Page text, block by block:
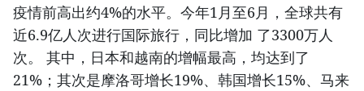
疫情前高出约4%的水平。今年1月至6月，全球共有
近6.9亿人次进行国际旅行，同比增加 了3300万人
次。 其中，日本和越南的增幅最高，均达到了
21%；其次是摩洛哥增长19%、韩国增长15%、马来